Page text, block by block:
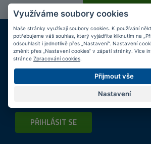
DOPRAVA ZDARMA
Při nákupu nad 2 000 Kč
Jsme na
Tipyk nákupu
Napište nám svůj e-mail a my vás
o zajímavých nabídkách!
PŘIHLÁSIT SE
Využíváme soubory cookies
Naše stránky využívají soubory cookies. K používání
potřebujeme váš souhlas, který vyjádříte kliknutím na
odsouhlasit i jednotlivě přes „Nastavení“. Nastavení
změnit přes „Nastavení cookies“ v zápatí stránky. Více
stránce Zpracování cookies
Přijmout vše
Nastavení